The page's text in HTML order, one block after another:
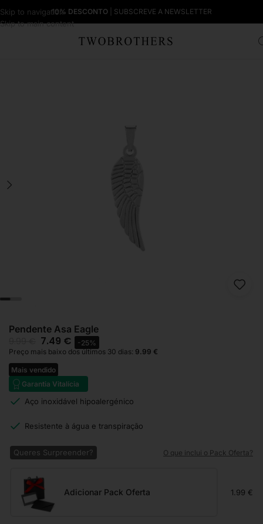
Skip to navigation
Skip to main content
10% DESCONTO| SUBSCREVE A NEWSLETTER
Colares Homem Pendentes para Colares
Pendente Asa Eagle
7.49 €
-25%
Preço mais baixo dos últimos 30 dias: 9.99 €
Mais vendido
Garantia Vitalícia
Aço inoxidável hipoalergénico
Resistente à água e transpiração
Queres Surpreender? O que inclui o Pack Oferta?
Adicionar Pack Oferta 1.99 €